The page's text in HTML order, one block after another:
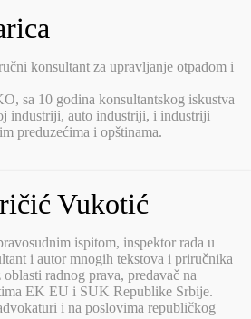
konsultant za upravljanje otpadom i
sa 10 godina konsultantskog iskustva
industriji, auto industriji, i industriji
preduzećima i opštinama.
Vukotić
ispitom, inspektor rada u
i autor mnogih tekstova i priručnika
radnog prava, predavač na
EK EU i SUK Republike Srbije.
i na poslovima republičkog